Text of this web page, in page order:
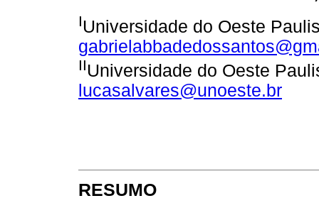
IUniversidade do Oeste
IIUniversidade do Oeste
lucasalvares@unoeste.br
RESUMO